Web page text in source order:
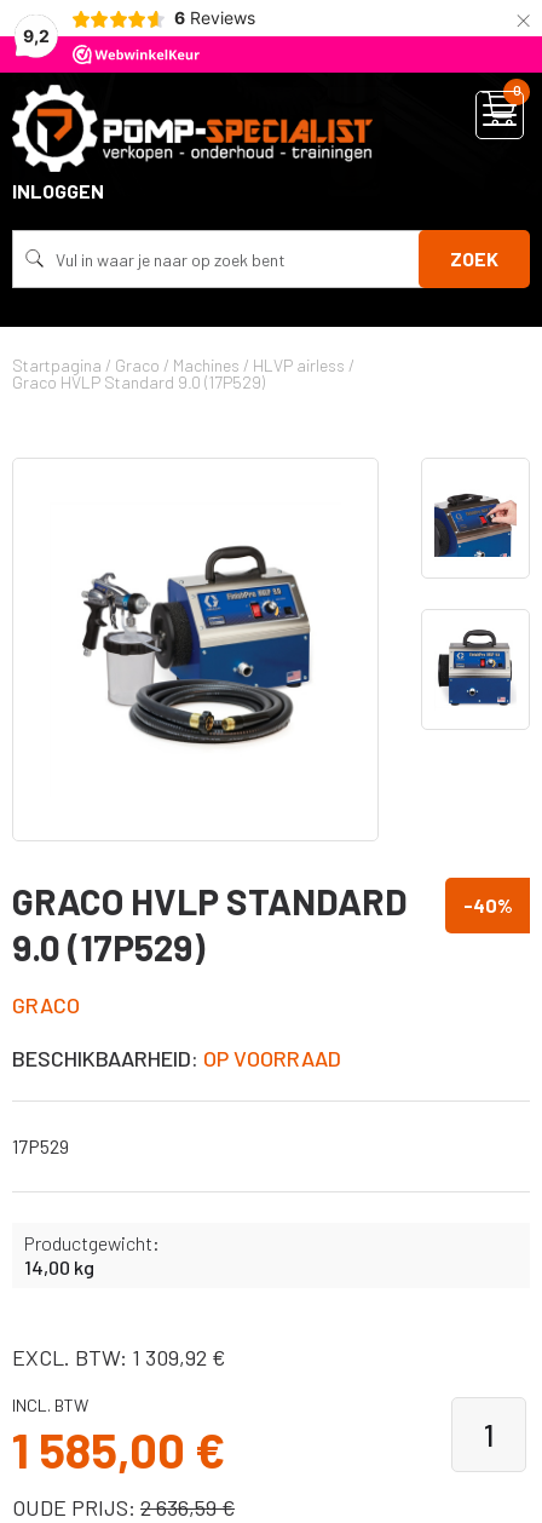
9,2
6 Reviews ×
ZOEK
INLOGGEN
0
Startpagina / Graco / Machines / HLVP airless /
Graco HVLP Standard 9.0 (17P529)
-40%
GRACO HVLP STANDARD
9.0 (17P529)
GRACO
BESCHIKBAARHEID: OP VOORRAAD
17P529
Productgewicht:
14,00 kg
EXCL. BTW: 1 309,92 €
INCL. BTW
1 585,00 €
OUDE PRIJS: 2 636,59 €